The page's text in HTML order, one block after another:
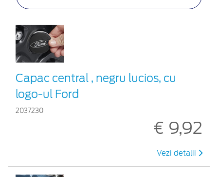
Capac central , negru lucios, cu
logo-ul Ford
2037230
€ 9,92
Vezi detalii